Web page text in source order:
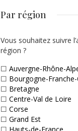
Par région
Vous souhaitez suivre
région ?
☐ Auvergne-Rhône-
☐ Bourgogne-
☐ Bretagne
☐ Centre-Val de Loire
☐ Corse
☐ Grand Est